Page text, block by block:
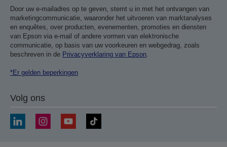
Door uw e-mailadres op te geven, stemt u in met het ontvangen van
marketingcommunicatie, waaronder het uitvoeren van marktanalyses
en enquêtes, over producten, evenementen, promoties en diensten
van Epson via e-mail of andere vormen van elektronische
communicatie, op basis van uw voorkeuren en webgedrag, zoals
beschreven in de Privacyverklaring van Epson
*Er gelden beperkingen
Volg ons